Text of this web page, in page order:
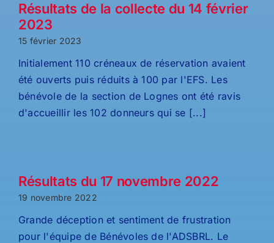
Résultats de la collecte du 14 février
2023
15 février 2023
Initialement 110 créneaux de réservation avaient
été ouverts puis réduits à 100 par l'EFS. Les
bénévole de la section de Lognes ont été ravis
d'accueillir les 102 donneurs qui se [...]
Résultats du 17 novembre 2022
19 novembre 2022
Grande déception et sentiment de frustration
pour l'équipe de Bénévoles de l'ADSBRL. Le